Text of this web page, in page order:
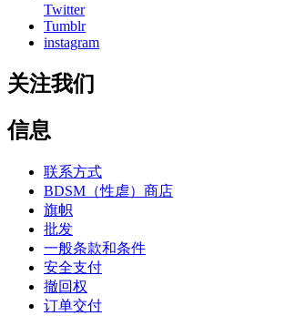
Twitter
Tumblr
instagram
关注我们
信息
联系方式
BDSM（性虐）商店
旗帜
批发
一般条款和条件
安全支付
撤回权
订单交付